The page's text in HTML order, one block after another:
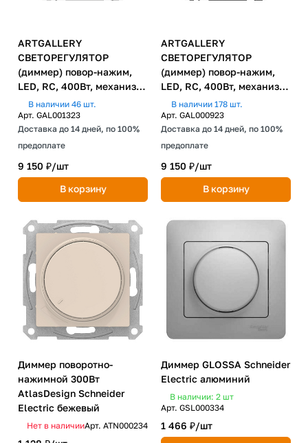
ARTGALLERY
СВЕТОРЕГУЛЯТОР
(диммер) повор-нажим,
LED, RC, 400Вт, механизм,
ЛОТОС
В наличии 46 шт.
Арт. GAL001323
Доставка до 14 дней, по 100%
предоплате
9 150 ₽/шт
В корзину
ARTGALLERY
СВЕТОРЕГУЛЯТОР
(диммер) повор-нажим,
LED, RC, 400Вт, механизм,
СТАЛЬ
В наличии 178 шт.
Арт. GAL000923
Доставка до 14 дней, по 100%
предоплате
9 150 ₽/шт
В корзину
Диммер поворотно-
нажимной 300Вт
AtlasDesign Schneider
Electric бежевый
Нет в наличииАрт. ATN000234
Диммер GLOSSA Schneider
Electric алюминий
В наличии: 2 шт
Арт. GSL000334
1 466 ₽/шт